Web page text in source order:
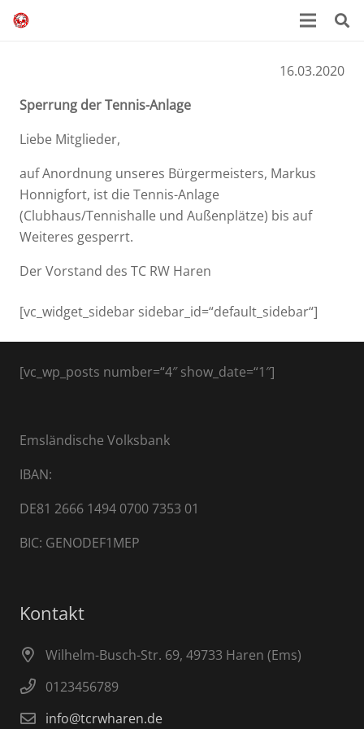
16.03.2020
Sperrung der Tennis-Anlage
Liebe Mitglieder,
auf Anordnung unseres Bürgermeisters, Markus
Honnigfort, ist die Tennis-Anlage
(Clubhaus/Tennishalle und Außenplätze) bis auf
Weiteres gesperrt.
Der Vorstand des TC RW Haren
[vc_widget_sidebar sidebar_id=“default_sidebar“]
[vc_wp_posts number=“4″ show_date=“1″]
Emsländische Volksbank
IBAN:
DE81 2666 1494 0700 7353 01
BIC: GENODEF1MEP
Kontakt
Wilhelm-Busch-Str. 69, 49733 Haren (Ems)
0123456789
info@tcrwharen.de